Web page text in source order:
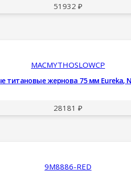
51932 ₽
MACMYTHOSLOWCP
титановые жернова 75 мм Eureka,
28181 ₽
9M8886-RED